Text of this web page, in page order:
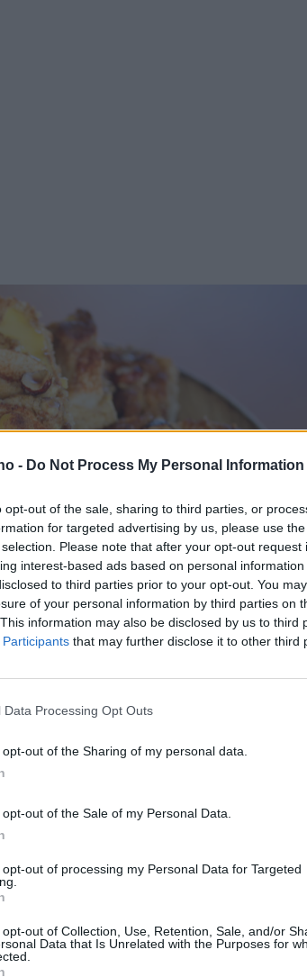
- Do Not Process My Personal Information
opt-out of the sale, sharing to third parties, or
for targeted advertising by us, please use
Please note that after your opt-out request
interest-based ads based on personal
to third parties prior to your opt-out. You
of your personal information by third parties on
information may also be disclosed by us to third
that may further disclose it to other third
Data Processing Opt Outs
out of the Sharing of my personal data.
out of the Sale of my Personal Data.
out of processing my Personal Data for Targeted
out of Collection, Use, Retention, Sale, and/or
Data that Is Unrelated with the Purposes for
vaniljekrem
er blant de aller mest populære
og vaniljekrem
et deilig eplekake i langpanne som både
crunch, men kan selvsagt sløyfes hvis du vil